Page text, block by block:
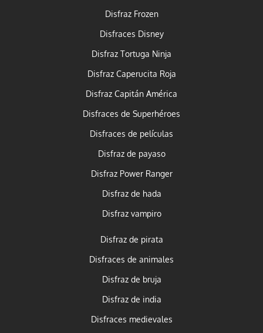
Disfraz Frozen
Disfraces Disney
Disfraz Tortuga Ninja
Disfraz Caperucita Roja
Disfraz Capitán América
Disfraces de Superhéroes
Disfraces de películas
Disfraz de payaso
Disfraz Power Ranger
Disfraz de hada
Disfraz vampiro
Disfraz de pirata
Disfraces de animales
Disfraz de bruja
Disfraz de india
Disfraces medievales